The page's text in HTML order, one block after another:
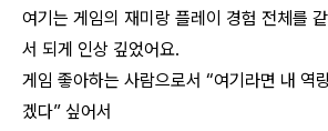
여기는 게임의 재미랑 플레이 경험 전체를
서 되게 인상 깊었어요.
게임 좋아하는 사람으로서 “여기라면 내 역
겠다” 싶어서